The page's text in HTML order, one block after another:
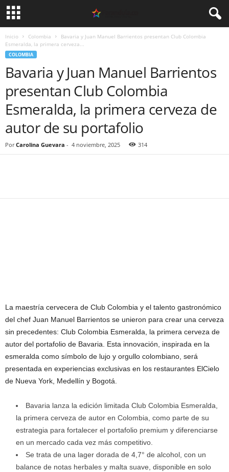
Inicio Colombia
Bavaria y Juan Manuel Barrientos presentan Club Colombia
Esmeralda, la primera cerveza...
COLOMBIA
Bavaria y Juan Manuel Barrientos
presentan Club Colombia
Esmeralda, la primera cerveza de
autor de su portafolio
Por Carolina Guevara - 4 noviembre, 2025 314
La maestría cervecera de Club Colombia y el talento gastronómico
del chef Juan Manuel Barrientos se unieron para crear una cerveza
sin precedentes: Club Colombia Esmeralda, la primera cerveza de
autor del portafolio de Bavaria. Esta innovación, inspirada en la
esmeralda como símbolo de lujo y orgullo colombiano, será
presentada en experiencias exclusivas en los restaurantes ElCielo
de Nueva York, Medellín y Bogotá.
Bavaria lanza la edición limitada Club Colombia Esmeralda,
la primera cerveza de autor en Colombia, como parte de su
estrategia para fortalecer el portafolio premium y diferenciarse
en un mercado cada vez más competitivo.
Se trata de una lager dorada de 4,7° de alcohol, con un
balance de notas herbales y malta suave, disponible en solo